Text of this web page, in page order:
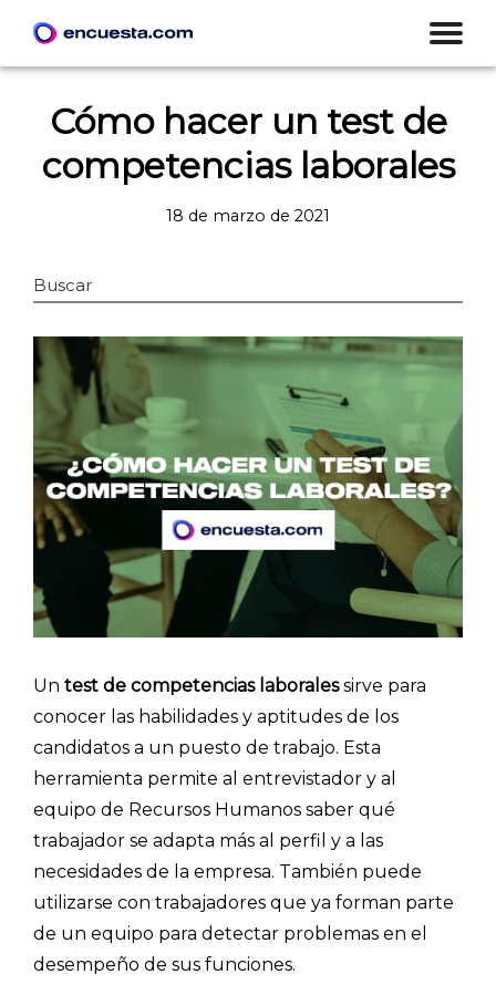
Cómo hacer un test de
competencias laborales
18 de marzo de 2021
Buscar
Un test de competencias laboralessirve para
conocer las habilidades y aptitudes de los
candidatos a un puesto de trabajo. Esta
herramienta permite al entrevistador y al
equipo de Recursos Humanos saber qué
trabajador se adapta más al perfil y a las
necesidades de la empresa. También puede
utilizarse con trabajadores que ya forman parte
de un equipo para detectar problemas en el
desempeño de sus funciones.